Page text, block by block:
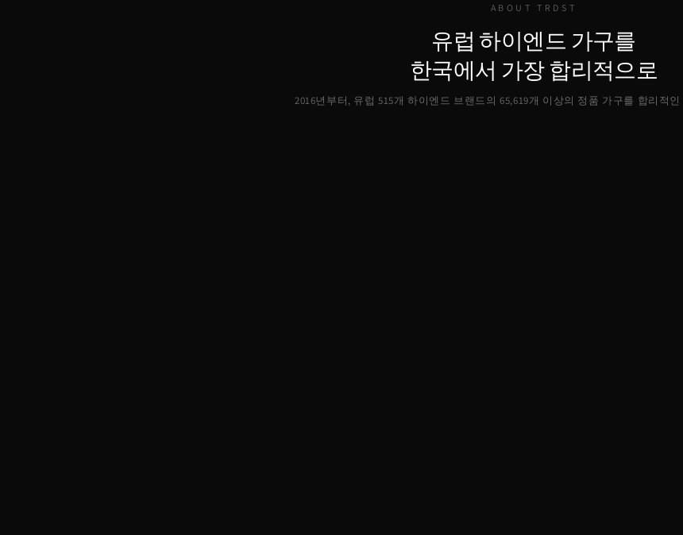
ABOUT TRDST
유럽 하이엔드 가구를
한국에서 가장 합리적으로
2016년부터, 유럽 515개 하이엔드 브랜드의65,619개 이상의 정품 가구를 합리적